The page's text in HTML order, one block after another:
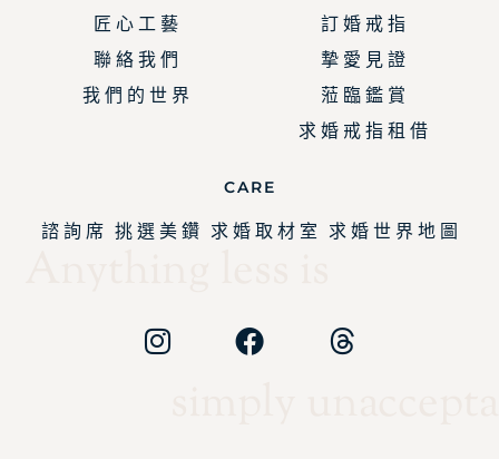
匠 心 工 藝
聯 絡 我 們
我 們 的 世 界
訂 婚 戒 指
摯 愛 見 證
蒞 臨 鑑 賞
求 婚 戒 指 租 借
CARE
諮 詢 席 挑 選 美 鑽 求 婚 取 材 室 求 婚 世 界 地 圖